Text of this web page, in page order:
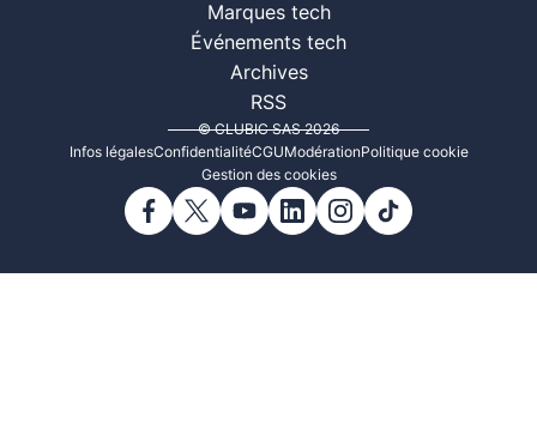
Marques tech
Événements tech
Archives
RSS
© CLUBIC SAS 2026
Infos légalesConfidentialitéCGUModérationPolitique cookie
Gestion des cookies